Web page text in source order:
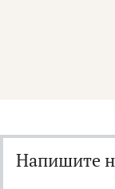
Напишите